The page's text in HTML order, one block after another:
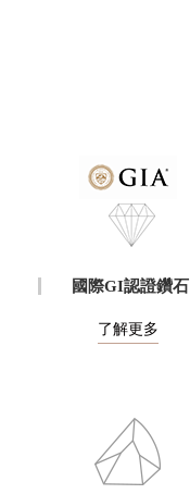
國際GI認證鑽石
了解更多